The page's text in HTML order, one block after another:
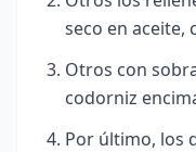
seco en aceite,
Otros con
codorniz
Por último, los